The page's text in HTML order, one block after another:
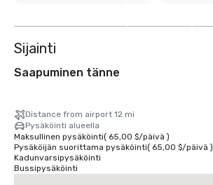
Sijainti
Saapuminen tänne
Distance from airport 12 mi
Pysäköinti alueella
Maksullinen pysäköinti( 65,00 $/päivä )
Pysäköijän suorittama pysäköinti( 65,00 $/päivä )
Kadunvarsipysäköinti
Bussipysäköinti